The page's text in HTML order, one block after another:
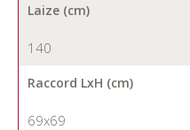
Laize (cm)
140
Raccord LxH (cm)
69x69